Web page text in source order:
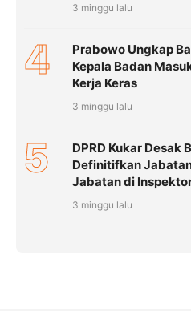
3 minggu lalu
4
Prabowo Ungkap
Kepala Badan
Kerja Keras
3 minggu lalu
5
DPRD Kukar Desak
Definitifkan
Jabatan di
3 minggu lalu